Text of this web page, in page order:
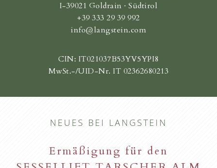
I-39021 Goldrain · Südtirol
+39 333 29 39 992
info@langstein.com
CIN: IT021037B53YV5YPI8
MwSt.-/UID-Nr. IT 02362680213
NEUES BEI LANGSTEIN
Ermäßigung für den